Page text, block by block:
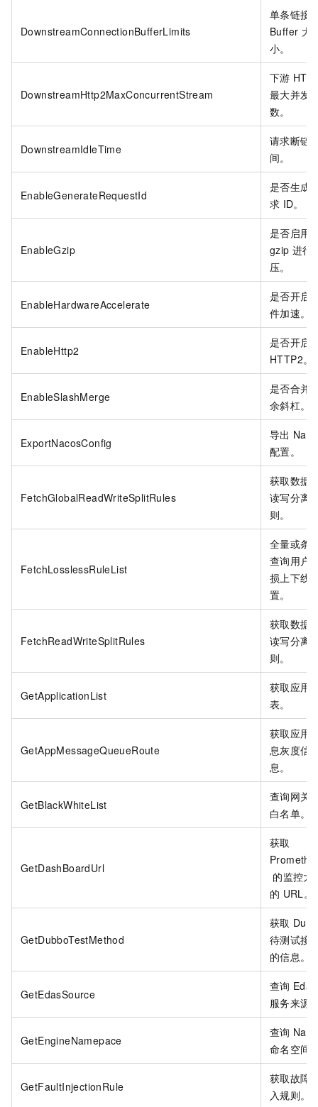
DownstreamConnectionBufferLimits
单条链接
Buffer 大
小。
DownstreamHttp2MaxConcurrentStream
下游
最大并发
数。
DownstreamIdleTime
请求断链
间。
EnableGenerateRequestId
是否生成
求 ID。
EnableGzip
是否启用
gzip 进行
压。
EnableHardwareAccelerate
是否开启
件加速。
EnableHttp2
是否开启
HTTP2。
EnableSlashMerge
是否合并
余斜杠。
ExportNacosConfig
导出
配置。
FetchGlobalReadWriteSplitRules
获取数据
读写分离
则。
FetchLosslessRuleList
全量或条
查询用户
损上下线
置。
FetchReadWriteSplitRules
获取数据
读写分离
则。
GetApplicationList
获取应用
表。
GetAppMessageQueueRoute
获取应用
息灰度信
息。
GetBlackWhiteList
查询网关
白名单。
GetDashBoardUrl
获取
的监控大
的 URL。
GetDubboTestMethod
获取
待测试接
的信息。
GetEdasSource
查询 Edas
服务来源
GetEngineNamepace
查询
命名空间
GetFaultInjectionRule
获取故障
入规则。